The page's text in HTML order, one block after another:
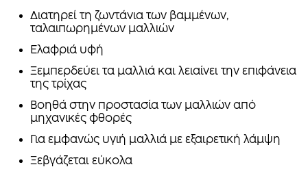
Διατηρεί τη ζωντάνια των βαμμένων,
ταλαιπωρημένων μαλλιών
Ελαφριά υφή
Ξεμπερδεύει τα μαλλιά και λειαίνει την επιφάνεια
της τρίχας
Βοηθά στην προστασία των μαλλιών από
μηχανικές φθορές
Για εμφανώς υγιή μαλλιά με εξαιρετική λάμψη
Ξεβγάζεται εύκολα